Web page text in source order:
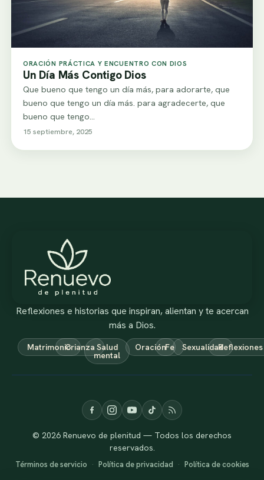
ORACIÓN PRÁCTICA Y ENCUENTRO CON DIOS
Un Día Más Contigo Dios
Que bueno que tengo un día más, para adorarte, que
bueno que tengo un día más. para agradecerte, que
bueno que tengo…
15 septiembre, 2025
Reflexiones e historias que inspiran, alientan y te acercan
más a Dios.
MatrimonioCrianza Salud
mental
OraciónFe SexualidadReflexiones
© 2026 Renuevo de plenitud — Todos los derechos
reservados.
Términos de servicio · Política de privacidad · Política de cookies